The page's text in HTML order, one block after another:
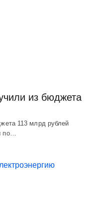
из бюджета
113 млрд рублей
по…